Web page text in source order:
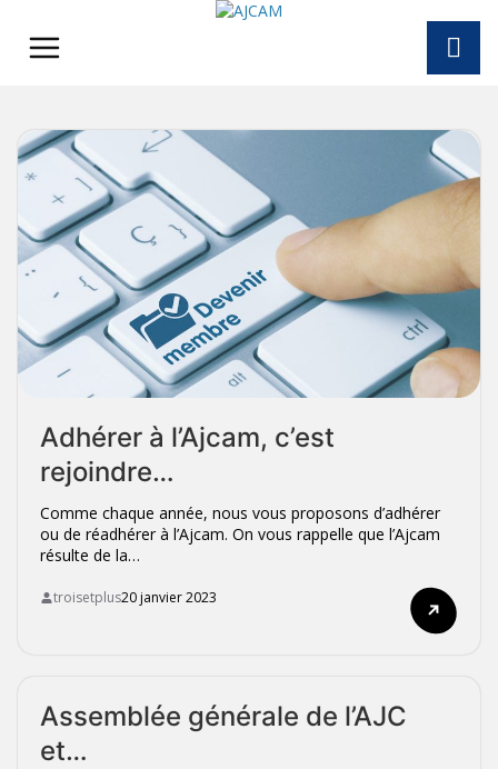
content
Adhérer à l’Ajcam, c’est
rejoindre…
Comme chaque année, nous vous proposons d’adhérer
ou de réadhérer à l’Ajcam. On vous rappelle que l’Ajcam
résulte de la…

troisetplus20 janvier 2023
Assemblée générale de l’AJC
et…